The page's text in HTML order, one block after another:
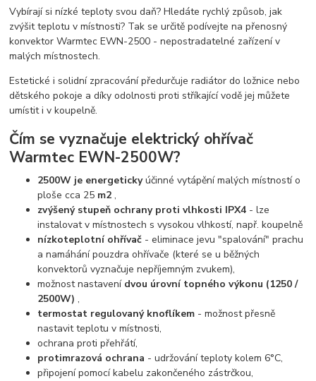
Vybírají si nízké teploty svou daň? Hledáte rychlý způsob, jak
zvýšit teplotu v místnosti? Tak se určitě podívejte na přenosný
konvektor Warmtec EWN-2500 - nepostradatelné zařízení v
malých místnostech.
Estetické i solidní zpracování předurčuje radiátor do ložnice nebo
dětského pokoje a díky odolnosti proti stříkající vodě jej můžete
umístit i v koupelně.
Čím se vyznačuje elektrický ohřívač
Warmtec EWN-2500W?
2500W je energetickyúčinné vytápění malých místností o
ploše cca 25 m2 ,
zvýšený stupeň ochrany proti vlhkosti IPX4 - lze
instalovat v místnostech s vysokou vlhkostí, např. koupelně
nízkoteplotní ohřívač - eliminace jevu "spalování" prachu
a namáhání pouzdra ohřívače (které se u běžných
konvektorů vyznačuje nepříjemným zvukem),
možnost nastavení dvou úrovní topného výkonu (1250 /
2500W) ,
termostat regulovaný knoflíkem - možnost přesně
nastavit teplotu v místnosti,
ochrana proti přehřátí,
protimrazová ochrana - udržování teploty kolem 6°C,
připojení pomocí kabelu zakončeného zástrčkou,